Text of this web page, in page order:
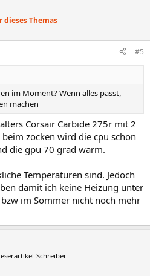
dieses Themas
#5
im Moment? Wenn alles passt,
machen
Corsair Carbide 275r mit 2
zocken wird die cpu schon
die gpu 70 grad warm.
Temperaturen sind. Jedoch
damit ich keine Heizung unter
im Sommer nicht noch mehr
Schreiber